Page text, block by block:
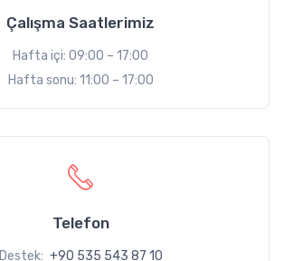
Çalışma Saatlerimiz
Hafta içi: 09:00 – 17:00
Hafta sonu: 11:00 – 17:00
Telefon
Destek: +90 535 543 87 10